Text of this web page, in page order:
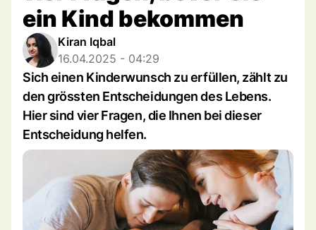
ein Kind bekommen
Kiran Iqbal
16.04.2025 - 04:29
Sich einen Kinderwunsch zu erfüllen, zählt zu
den grössten Entscheidungen des Lebens.
Hier sind vier Fragen, die Ihnen bei dieser
Entscheidung helfen.